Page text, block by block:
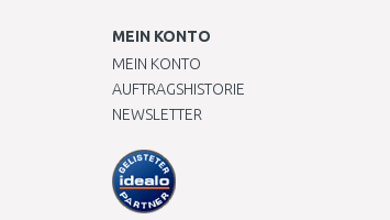
MEIN KONTO
MEIN KONTO
AUFTRAGSHISTORIE
NEWSLETTER